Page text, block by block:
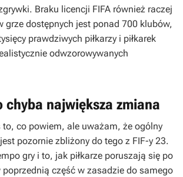
Braku licencji FIFA również raczej
grze dostępnych jest ponad 700 klubów,
prawdziwych piłkarzy i piłkarek
odwzorowywanych
chyba największa zmiana
to, co powiem, ale uważam, że ogólny
pozornie zbliżony do tego z FIF-y 23.
gry i to, jak piłkarze poruszają się po
poprzednią część w zasadzie do samego